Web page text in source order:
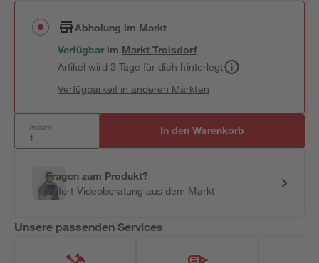
Abholung im Markt
Verfügbar im MarktTroisdorf
Artikel wird 3 Tage für dich hinterlegt
Verfügbarkeit in anderen Märkten
Anzahl: In den Warenkorb
Fragen zum Produkt?
Sofort-Videoberatung aus dem Markt
Unsere passenden Services